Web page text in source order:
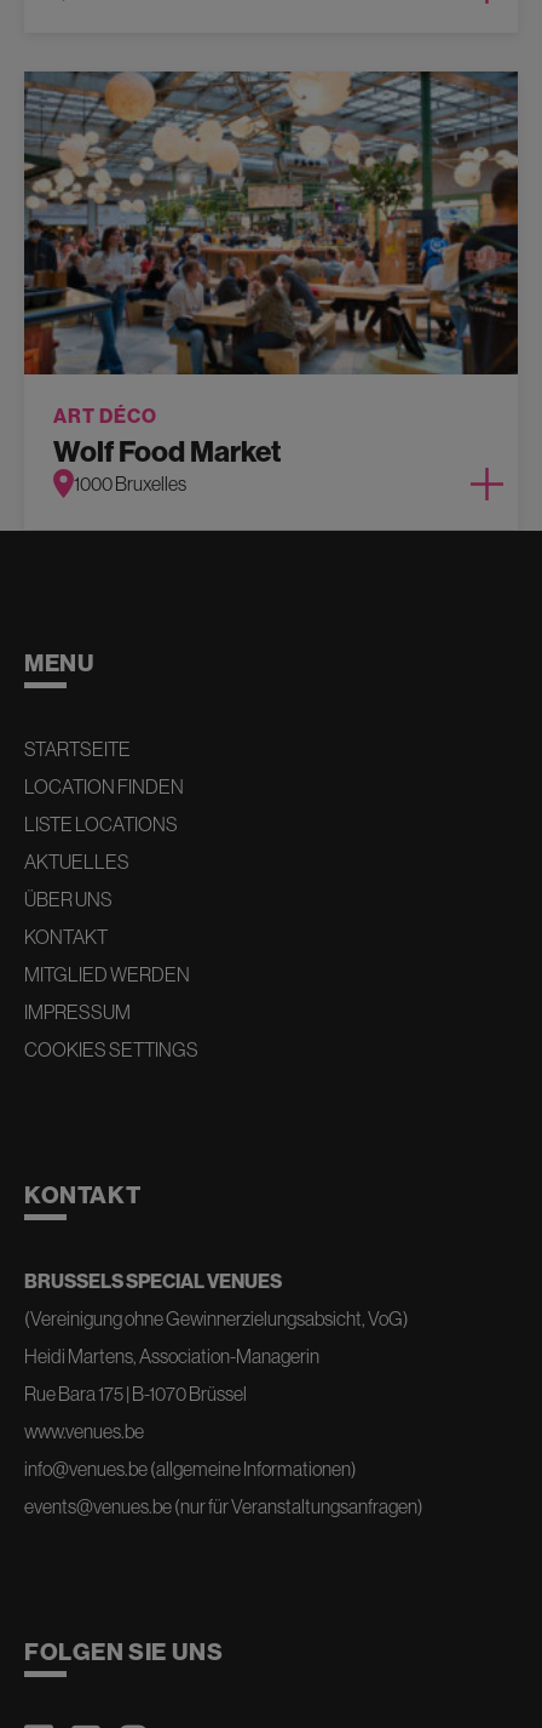
ART DÉCO
Wolf Food Market
1000 Bruxelles
MENU
STARTSEITE
LOCATION FINDEN
LISTE LOCATIONS
AKTUELLES
ÜBER UNS
KONTAKT
MITGLIED WERDEN
IMPRESSUM
COOKIES SETTINGS
KONTAKT
BRUSSELS SPECIAL VENUES
(Vereinigung ohne Gewinnerzielungsabsicht, VoG)
Heidi Martens, Association-Managerin
Rue Bara 175 | B-1070 Brüssel
www.venues.be
info@venues.be(allgemeine Informationen)
events@venues.be(nur für Veranstaltungsanfragen)
FOLGEN SIE UNS